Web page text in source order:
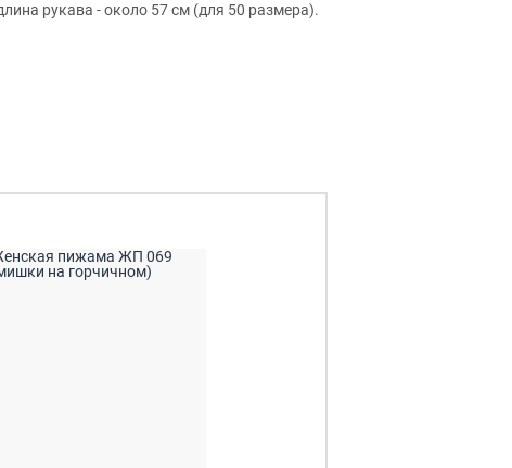
рукава - около 57 см (для 50 размера).